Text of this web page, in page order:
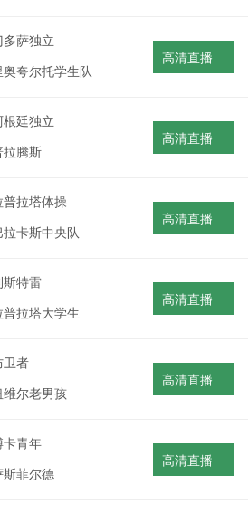
多萨独立
奥夸尔托学生队
高清直播
根廷独立
拉腾斯
高清直播
普拉塔体操
拉卡斯中央队
高清直播
斯特雷
普拉塔大学生
高清直播
卫者
维尔老男孩
高清直播
卡青年
斯菲尔德
高清直播